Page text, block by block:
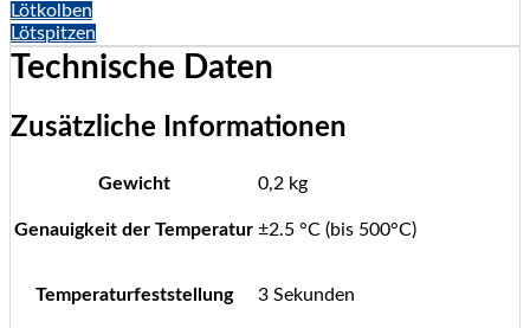
Lötkolben
Lötspitzen
Technische Daten
Zusätzliche Informationen
Gewicht 0,2 kg
Genauigkeit der Temperatur ±2.5 °C (bis 500°C)
Temperaturfeststellung 3 Sekunden